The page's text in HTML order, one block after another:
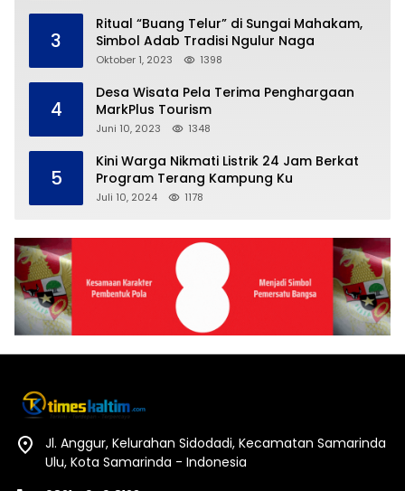
3
Ritual “Buang Telur” di Sungai Mahakam,
Simbol Adab Tradisi Ngulur Naga
Oktober 1, 2023 1398
4
Desa Wisata Pela Terima Penghargaan
MarkPlus Tourism
Juni 10, 2023 1348
5
Kini Warga Nikmati Listrik 24 Jam Berkat
Program Terang Kampung Ku
Juli 10, 2024 1178
Jl. Anggur, Kelurahan Sidodadi, Kecamatan Samarinda
Ulu, Kota Samarinda - Indonesia